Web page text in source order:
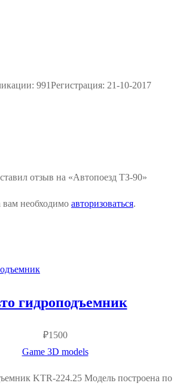
991Регистрация: 21-10-2017
отзыв на «Автопоезд ТЗ-90»
вам необходимо авторизоваться.
гидроподъемник
₽1500
Game 3D models
KTR-224.25 Модель построена по